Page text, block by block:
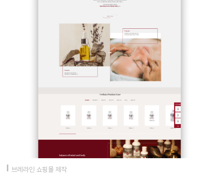
브레라인 쇼핑몰 제작